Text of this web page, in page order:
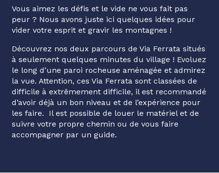
Vous aimez les défis et le vide ne vous fait pas
peur ? Nous avons juste ici quelques idées pour
vider votre esprit et gravir les montagnes !
Découvrez nos deux parcours de Via Ferrata situés
à seulement quelques minutes du village ! Evoluez
le long d’une paroi rocheuse aménagée et admirez
la vue. Attention, ces Via Ferrata sont classées de
difficile à extrêmement difficile, il est recommandé
d’avoir déjà un bon niveau et de l’expérience pour
les faire. Il est possible de louer le matériel et de
suivre votre propre chemin ou de vous faire
accompagner par un guide.